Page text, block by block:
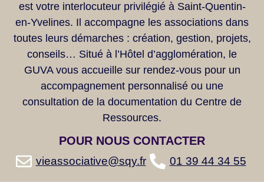
est votre interlocuteur privilégié à Saint-Quentin-
en-Yvelines. Il accompagne les associations dans
toutes leurs démarches : création, gestion, projets,
conseils… Situé à l’Hôtel d’agglomération, le
GUVA vous accueille sur rendez-vous pour un
accompagnement personnalisé ou une
consultation de la documentation du Centre de
Ressources.
POUR NOUS CONTACTER
vieassociative@sqy.fr 01 39 44 34 55